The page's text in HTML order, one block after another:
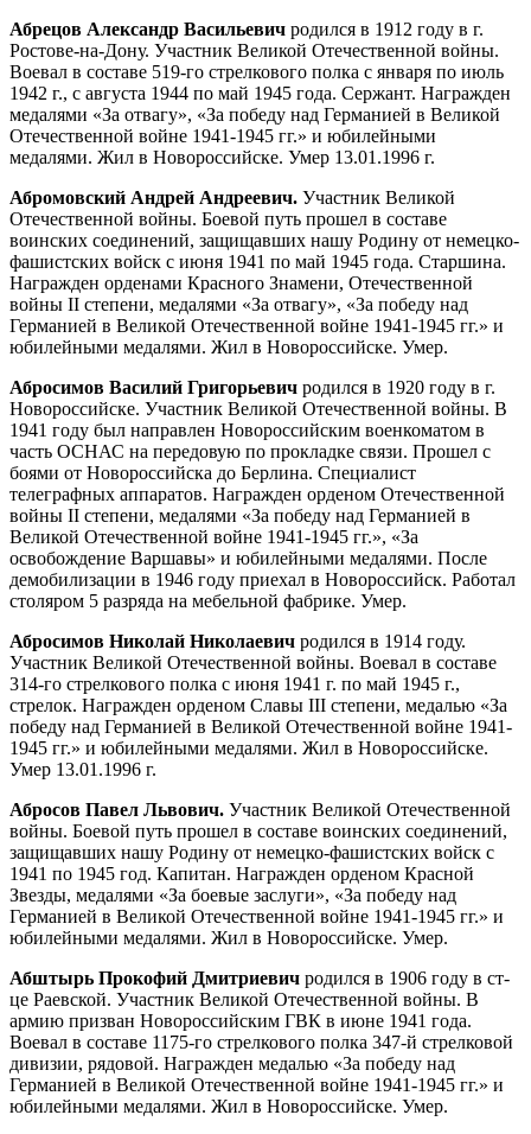
Абрецов Александр Васильевич родился в 1912 году в г.
Ростове-на-Дону. Участник Великой Отечественной войны.
Воевал в составе 519-го стрелкового полка с января по июль
1942 г., с августа 1944 по май 1945 года. Сержант. Награжден
медалями «За отвагу», «За победу над Германией в Великой
Отечественной войне 1941-1945 гг.» и юбилейными
медалями. Жил в Новороссийске. Умер 13.01.1996 г.
Абромовский Андрей Андреевич. Участник Великой
Отечественной войны. Боевой путь прошел в составе
воинских соединений, защищавших нашу Родину от немецко-
фашистских войск с июня 1941 по май 1945 года. Старшина.
Награжден орденами Красного Знамени, Отечественной
войны II степени, медалями «За отвагу», «За победу над
Германией в Великой Отечественной войне 1941-1945 гг.» и
юбилейными медалями. Жил в Новороссийске. Умер.
Абросимов Василий Григорьевич родился в 1920 году в г.
Новороссийске. Участник Великой Отечественной войны. В
1941 году был направлен Новороссийским военкоматом в
часть ОСНАС на передовую по прокладке связи. Прошел с
боями от Новороссийска до Берлина. Специалист
телеграфных аппаратов. Награжден орденом Отечественной
войны II степени, медалями «За победу над Германией в
Великой Отечественной войне 1941-1945 гг.», «За
освобождение Варшавы» и юбилейными медалями. После
демобилизации в 1946 году приехал в Новороссийск. Работал
столяром 5 разряда на мебельной фабрике. Умер.
Абросимов Николай Николаевич родился в 1914 году.
Участник Великой Отечественной войны. Воевал в составе
314-го стрелкового полка с июня 1941 г. по май 1945 г.,
стрелок. Награжден орденом Славы III степени, медалью «За
победу над Германией в Великой Отечественной войне 1941-
1945 гг.» и юбилейными медалями. Жил в Новороссийске.
Умер 13.01.1996 г.
Абросов Павел Львович. Участник Великой Отечественной
войны. Боевой путь прошел в составе воинских соединений,
защищавших нашу Родину от немецко-фашистских войск с
1941 по 1945 год. Капитан. Награжден орденом Красной
Звезды, медалями «За боевые заслуги», «За победу над
Германией в Великой Отечественной войне 1941-1945 гг.» и
юбилейными медалями. Жил в Новороссийске. Умер.
Абштырь Прокофий Дмитриевич родился в 1906 году в ст-
це Раевской. Участник Великой Отечественной войны. В
армию призван Новороссийским ГВК в июне 1941 года.
Воевал в составе 1175-го стрелкового полка 347-й стрелковой
дивизии, рядовой. Награжден медалью «За победу над
Германией в Великой Отечественной войне 1941-1945 гг.» и
юбилейными медалями. Жил в Новороссийске. Умер.